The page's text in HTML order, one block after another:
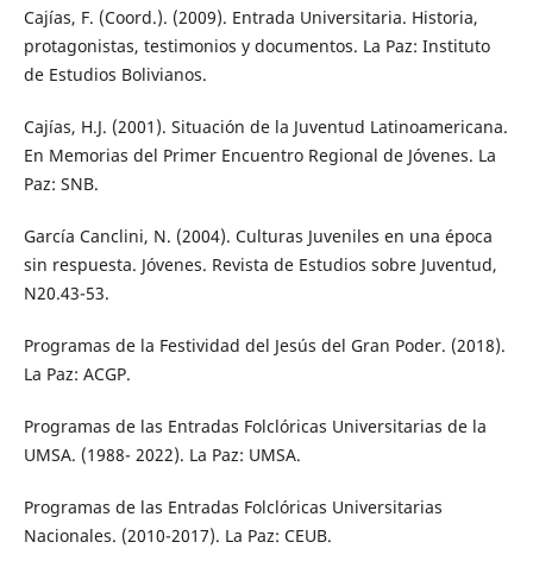
Cajías, F. (Coord.). (2009). Entrada Universitaria. Historia,
protagonistas, testimonios y documentos. La Paz: Instituto
de Estudios Bolivianos.
Cajías, H.J. (2001). Situación de la Juventud Latinoamericana.
En Memorias del Primer Encuentro Regional de Jóvenes. La
Paz: SNB.
García Canclini, N. (2004). Culturas Juveniles en una época
sin respuesta. Jóvenes. Revista de Estudios sobre Juventud,
N20.43-53.
Programas de la Festividad del Jesús del Gran Poder. (2018).
La Paz: ACGP.
Programas de las Entradas Folclóricas Universitarias de la
UMSA. (1988- 2022). La Paz: UMSA.
Programas de las Entradas Folclóricas Universitarias
Nacionales. (2010-2017). La Paz: CEUB.